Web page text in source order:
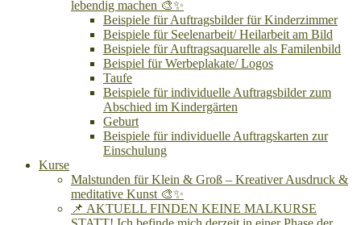
lebendig machen 🎨✨
Beispiele für Auftragsbilder für Kinderzimmer
Beispiele für Seelenarbeit/ Heilarbeit am Bild
Beispiele für Auftragsaquarelle als Familenbild
Beispiel für Werbeplakate/ Logos
Taufe
Beispiele für individuelle Auftragsbilder zum
Abschied im Kindergärten
Geburt
Beispiele für individuelle Auftragskarten zur
Einschulung
Kurse
Malstunden für Klein & Groß – Kreativer Ausdruck &
meditative Kunst 🎨✨
📌 AKTUELL FINDEN KEINE MALKURSE